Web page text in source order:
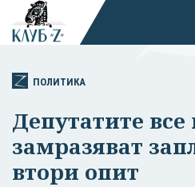
ПОЛИТИКА
Депутатите все
замразяват
втори опит